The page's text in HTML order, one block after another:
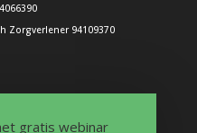
Zorgverlener 94109370